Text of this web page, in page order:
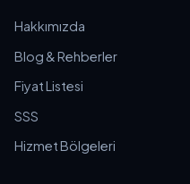
Hakkımızda
Blog & Rehberler
Fiyat Listesi
SSS
Hizmet Bölgeleri